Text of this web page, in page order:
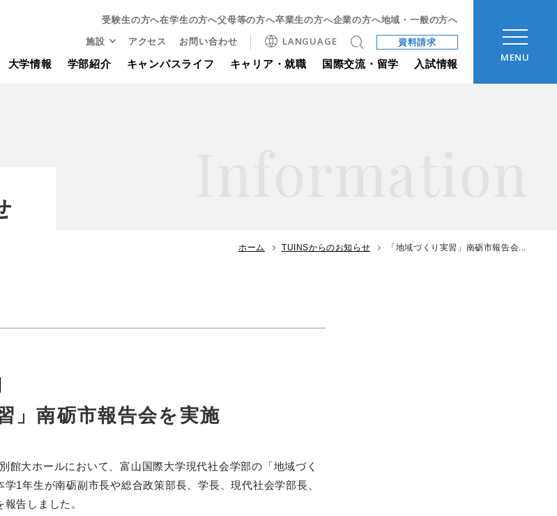
受験生の方へ在学生の方へ父母等の方へ卒業生の方へ企業の方へ地域・一般の方へ
施設 アクセス お問い合わせ LANGUAGE 資料請求
大学情報 学部紹介 キャンパスライフ キャリア・就職 国際交流・留学 入試情報
MENU
ホーム TUINSからのお知らせ 「地域づくり実習」南砺市報告会...
」南砺市報告会を実施
館大ホールにおいて、富山国際大学現代社会学部の「地域づく
1年生が南砺副市長や総合政策部長、学長、現代社会学部長、
告しました。